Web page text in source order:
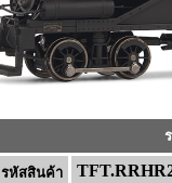
รหัสสินค้า